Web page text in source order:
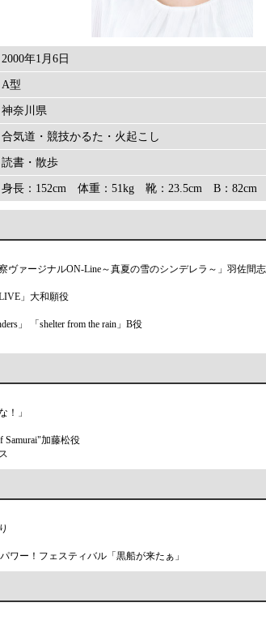
2000年1月6日
A型
神奈川県
合気道・競技かるた・火起こし
読書・散歩
身長：152cm 体重：51kg 靴：23.5cm B：82cm
ヴァージナルON-Line～真夏の雪のシンデレラ～」羽佐間
」大和願役
」 「shelter from the rain」B役
！」
Samurai"加藤松役
ワー！フェスティバル「黒船が来たぁ」